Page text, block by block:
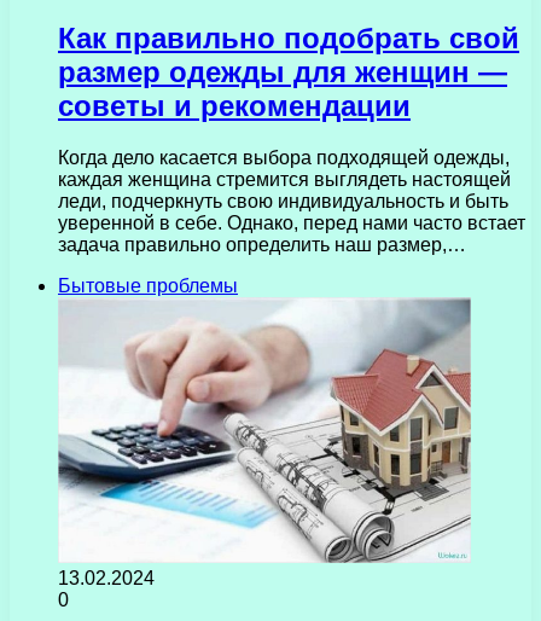
Как правильно подобрать свой
размер одежды для женщин —
советы и рекомендации
Когда дело касается выбора подходящей одежды,
каждая женщина стремится выглядеть настоящей
леди, подчеркнуть свою индивидуальность и быть
уверенной в себе. Однако, перед нами часто встает
задача правильно определить наш размер,…
Бытовые проблемы
13.02.2024
0